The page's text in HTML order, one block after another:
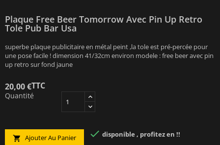
Plaque Free Beer Tomorrow Avec Pin Up Retro
Tole Pub Bar Usa
superbe plaque publicitaire en métal peint ,la tole est pré-percée pour
une pose facile ! dimension 41/32cm environ modele : free beer avec pin
up retro sur fond jaune
20,00 €TTC
Quantité
 Ajouter Au Panier  disponible , profitez en !!